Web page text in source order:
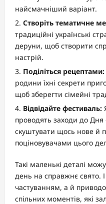
найсмачніший варіант.
Створіть тематичне
традиційні українські
деруни, щоб створити
настрій.
Поділіться рецептами:
родини їхні секрети
щоб зберегти сімейні
Відвідайте фестиваль:
проводять заходи до Дня
скуштувати щось нове й
поціновувачами цього
Такі маленькі деталі
день на справжнє свято.
частуванням, а й
спільних моментів, які